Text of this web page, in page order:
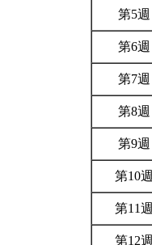
第5週
第6週
第7週
第8週
第9週
第10週
第11週
第12週